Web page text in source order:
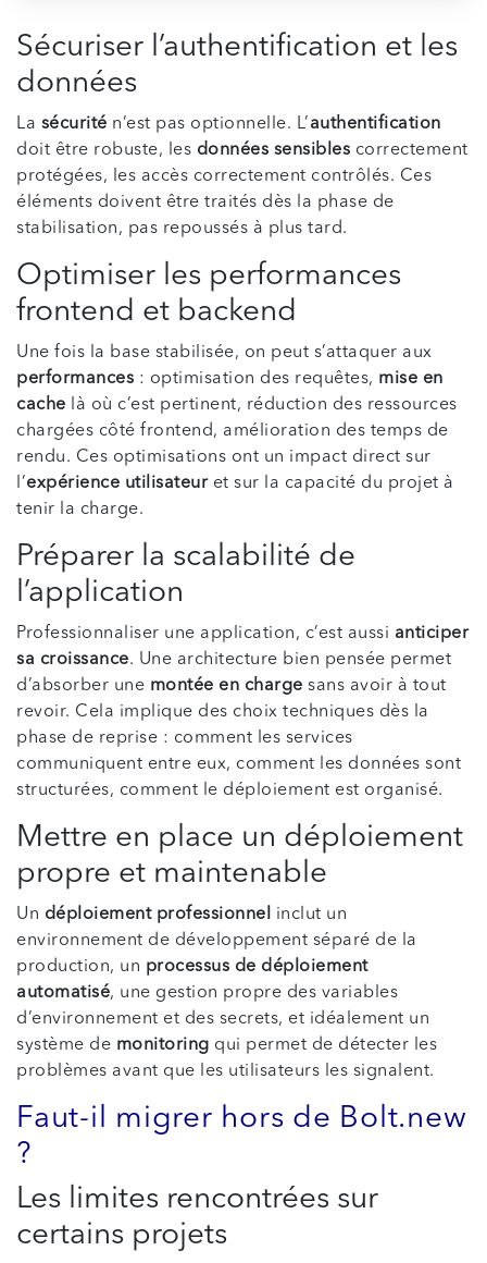
Sécuriser l’authentification et les
données
La sécurité n’est pas optionnelle. L’ authentification
doit être robuste, les données sensibles correctement
protégées, les accès correctement contrôlés. Ces
éléments doivent être traités dès la phase de
stabilisation, pas repoussés à plus tard.
Optimiser les performances
frontend et backend
Une fois la base stabilisée, on peut s’attaquer aux
performances : optimisation des requêtes, mise en
cache là où c’est pertinent, réduction des ressources
chargées côté frontend, amélioration des temps de
rendu. Ces optimisations ont un impact direct sur
l’expérience utilisateuret sur la capacité du projet à
tenir la charge.
Préparer la scalabilité de
l’application
Professionnaliser une application, c’est aussi anticiper
sa croissance. Une architecture bien pensée permet
d’absorber une montée en charge sans avoir à tout
revoir. Cela implique des choix techniques dès la
phase de reprise : comment les services
communiquent entre eux, comment les données sont
structurées, comment le déploiement est organisé.
Mettre en place un déploiement
propre et maintenable
Un déploiement professionnel
inclut un
environnement de développement séparé de la
production, un processus de déploiement
automatisé, une gestion propre des variables
d’environnement et des secrets, et idéalement un
système de monitoring qui permet de détecter les
problèmes avant que les utilisateurs les signalent.
Faut-il migrer hors de Bolt.new
?
Les limites rencontrées sur
certains projets